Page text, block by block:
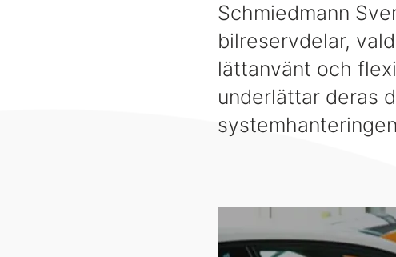
Schmiedmann
bilreservdelar,
lättanvänt och
underlättar deras